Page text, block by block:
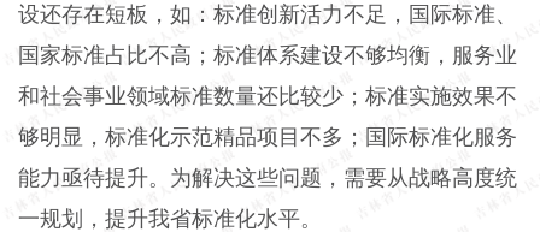
设还存在短板，如：标准创新活力不足，国际标准、
国家标准占比不高；标准体系建设不够均衡，服务业
和社会事业领域标准数量还比较少；标准实施效果不
够明显，标准化示范精品项目不多；国际标准化服务
能力亟待提升。为解决这些问题，需要从战略高度统
一规划，提升我省标准化水平。